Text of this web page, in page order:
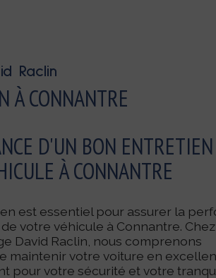
Raclin
À CONNANTRE
D'UN BON
À CONNANTRE
est essentiel pour assurer la
votre véhicule à Connantre.
David Raclin, nous comprenons
maintenir votre voiture en
pour votre sécurité et votre